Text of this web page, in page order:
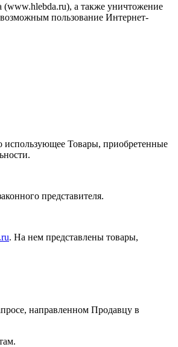
(www.hlebda.ru), а также уничтожение
пользование Интернет-
использующее Товары, приобретенные
представителя.
. На нем представлены товары,
направленном Продавцу в